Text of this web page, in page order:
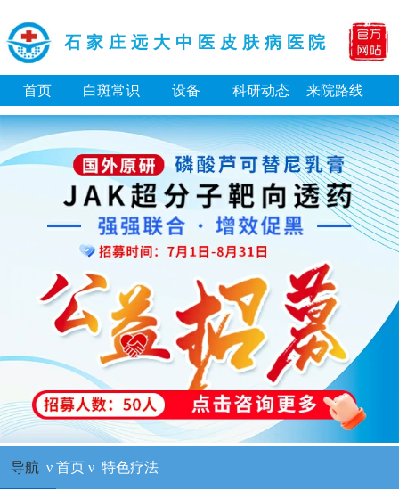
石家庄远大中医皮肤病医院
首页 白斑常识 设备 科研动态 来院路线
导航 ν 首页ν 特色疗法